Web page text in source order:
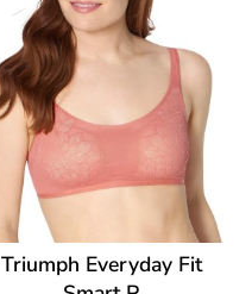
Triumph Everyday Fit